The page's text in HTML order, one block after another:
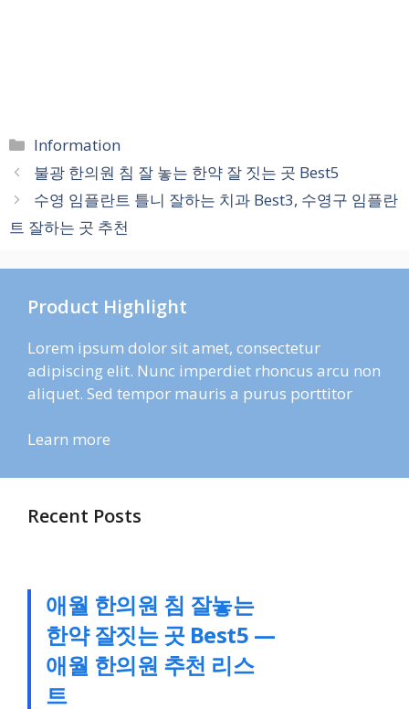
카
테
고
리
Information
불광 한의원 침 잘 놓는 한약 잘 짓는 곳 Best5
수영 임플란트 틀니 잘하는 치과 Best3, 수영구 임플란
트 잘하는 곳 추천
Product Highlight
Lorem ipsum dolor sit amet, consectetur
adipiscing elit. Nunc imperdiet rhoncus arcu non
aliquet. Sed tempor mauris a purus porttitor
Learn more
Recent Posts
애월 한의원 침 잘놓는
한약 잘짓는 곳 Best5 —
애월 한의원 추천 리스
트